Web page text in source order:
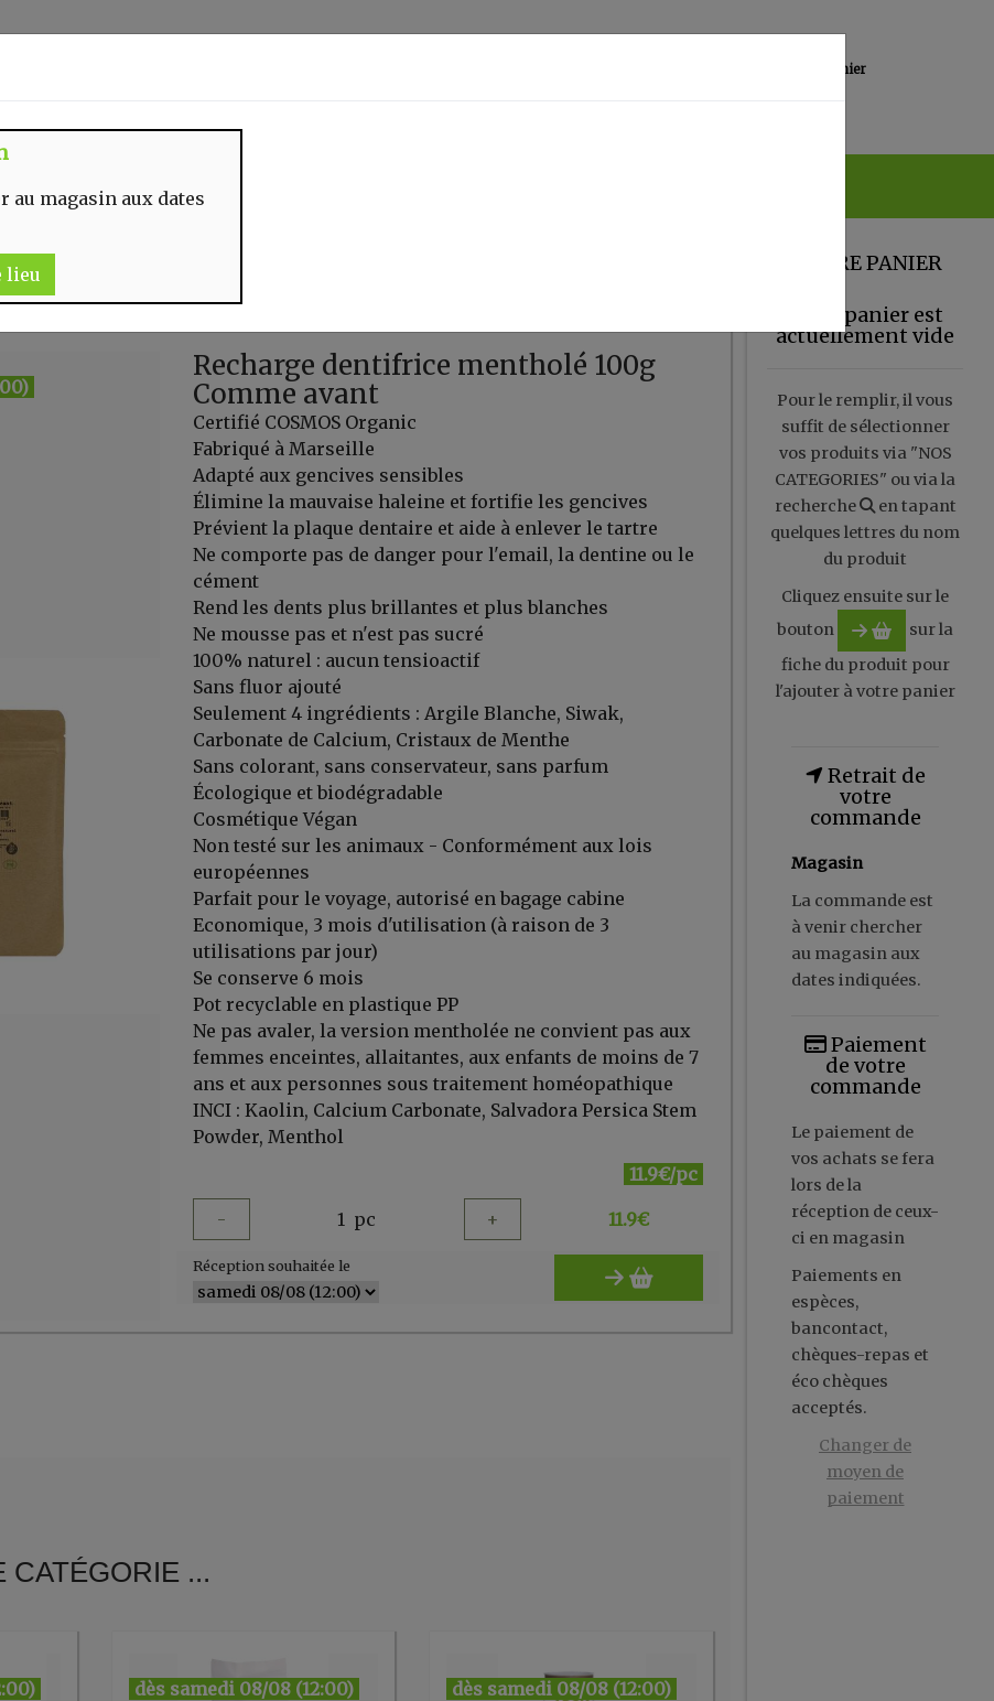
Mon panier
CONTACT
...
au magasin aux dates
lieu
Recharge dentifrice mentholé 100g
Comme avant
Certifié COSMOS Organic
Fabriqué à Marseille
Adapté aux gencives sensibles
Élimine la mauvaise haleine et fortifie les gencives
Prévient la plaque dentaire et aide à enlever le tartre
Ne comporte pas de danger pour l'email, la dentine ou le
cément
Rend les dents plus brillantes et plus blanches
Ne mousse pas et n'est pas sucré
100% naturel : aucun tensioactif
Sans fluor ajouté
Seulement 4 ingrédients : Argile Blanche, Siwak,
Carbonate de Calcium, Cristaux de Menthe
Sans colorant, sans conservateur, sans parfum
Écologique et biodégradable
Cosmétique Végan
Non testé sur les animaux - Conformément aux lois
européennes
Parfait pour le voyage, autorisé en bagage cabine
Economique, 3 mois d'utilisation (à raison de 3
utilisations par jour)
Se conserve 6 mois
Pot recyclable en plastique PP
Ne pas avaler, la version mentholée ne convient pas aux
femmes enceintes, allaitantes, aux enfants de moins de 7
ans et aux personnes sous traitement homéopathique
INCI : Kaolin, Calcium Carbonate, Salvadora Persica Stem
Powder, Menthol
11.9€/pc
- 1 pc + 11.9€
Réception souhaitée le
CATÉGORIE ...
dès samedi 08/08 (12:00) dès samedi 08/08 (12:00)
VOTRE PANIER
Votre panier est
actuellement vide
Pour le remplir, il vous
suffit de sélectionner
vos produits via "NOS
CATEGORIES" ou via la
recherche
en tapant
quelques lettres du nom
du produit
Cliquez ensuite sur le
bouton
sur la
fiche du produit pour
l'ajouter à votre panier
Retrait de
votre
commande
Magasin
La commande est
à venir chercher
au magasin aux
dates indiquées.
Paiement
de votre
commande
Le paiement de
vos achats se fera
lors de la
réception de ceux-
ci en magasin
Paiements en
espèces,
bancontact,
chèques-repas et
éco chèques
acceptés.
Changer de
moyen de
paiement